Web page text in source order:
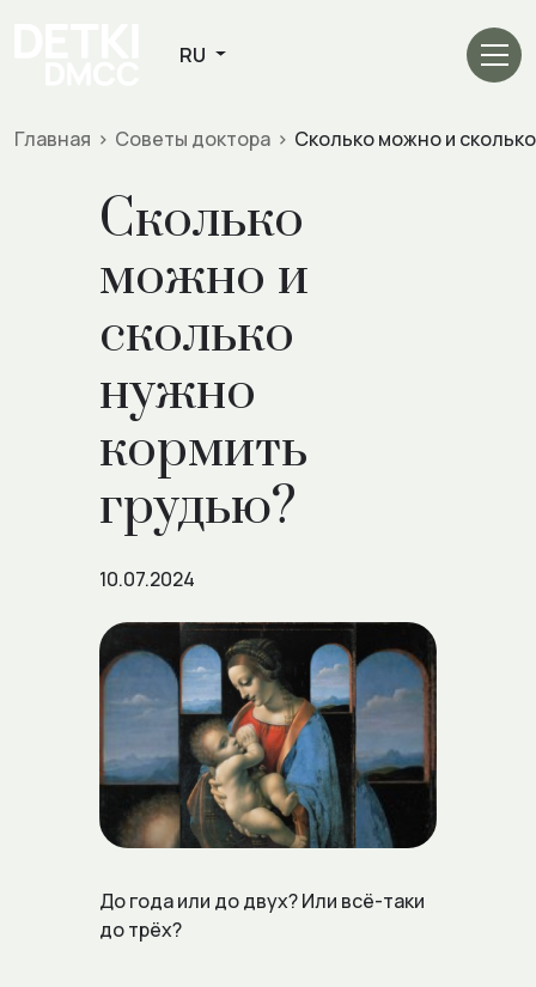
Главная > Советы доктора > Сколько можно и
Сколько
можно и
сколько
нужно
кормить
грудью?
10.07.2024
До года или до двух? Или всё-таки
до трёх?